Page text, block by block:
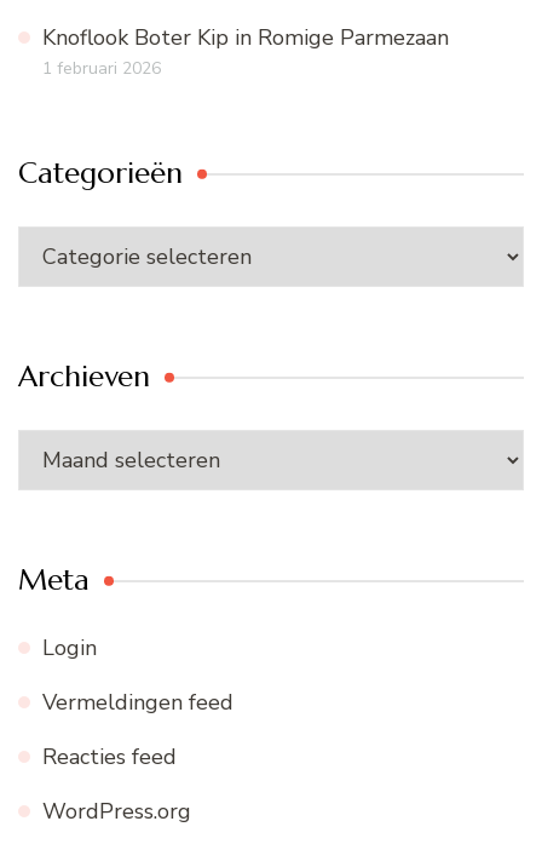
Knoflook Boter Kip in Romige Parmezaan
1 februari 2026
Categorieën
Categorieën
Archieven
Archieven
Meta
Login
Vermeldingen feed
Reacties feed
WordPress.org